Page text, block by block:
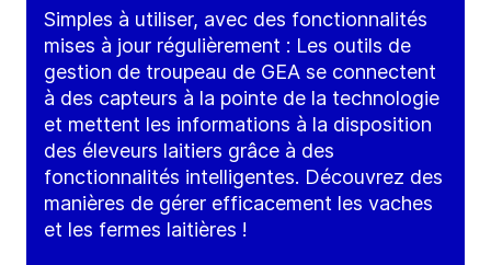
Simples à utiliser, avec des fonctionnalités
mises à jour régulièrement : Les outils de
gestion de troupeau de GEA se connectent
à des capteurs à la pointe de la technologie
et mettent les informations à la disposition
des éleveurs laitiers grâce à des
fonctionnalités intelligentes. Découvrez des
manières de gérer efficacement les vaches
et les fermes laitières !